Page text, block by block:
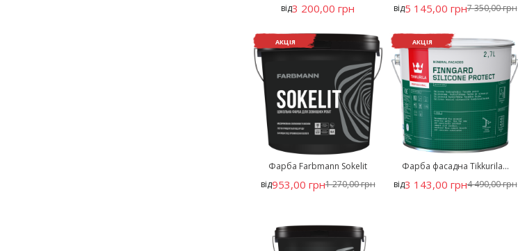
від3 200,00 грн від5 145,00 грн7 350,00 грн
АКЦІЯ
Фарба Farbmann Sokelit
від953,00 грн1 270,00 грн
АКЦІЯ
Фарба фасадна Tikkurila...
від3 143,00 грн4 490,00 грн